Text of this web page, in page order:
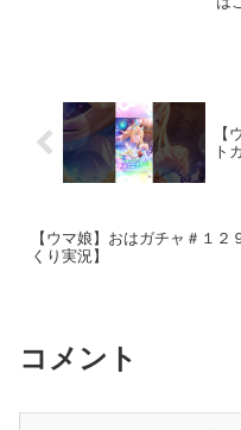
【
ト
【ウマ娘】おはガチャ＃１２
くり実況】
コメント